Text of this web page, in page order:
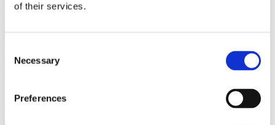
of their services.
Selection
Necessary
Preferences
fuldstændig klar til forårets første solstråler eller sommerens
Lad os realisere drømmen om det perfekte uderum i
Skab et fantastisk og vejrbestandigt samlingspunkt for familie og
venner, der tilfører markant værdi til din ejendom og forlænger